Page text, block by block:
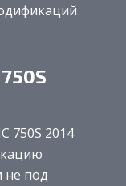
750S 2014
не под